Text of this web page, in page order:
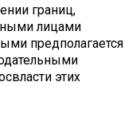
границ,
лицами
предполагается
этих